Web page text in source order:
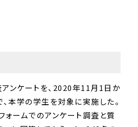
ンケートを、2020年11月1日か
本学の学生を対象に実施した。
ームでのアンケート調査と質